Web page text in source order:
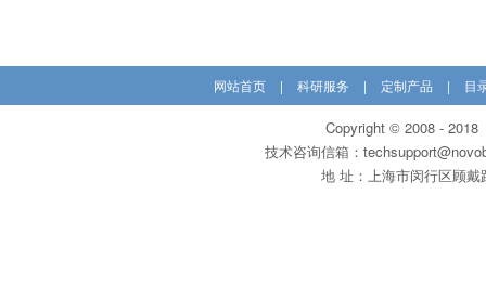
网站首页 | 科研服务 | 定制产品 | 目
Copyright © 2008 -
技术咨询信箱：
地 址：上海市闵行区顾